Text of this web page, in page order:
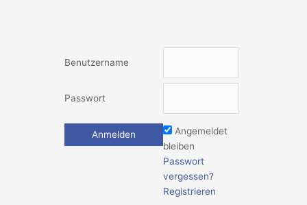
Benutzername
Passwort
Angemeldet
bleiben
Passwort
vergessen?
Registrieren